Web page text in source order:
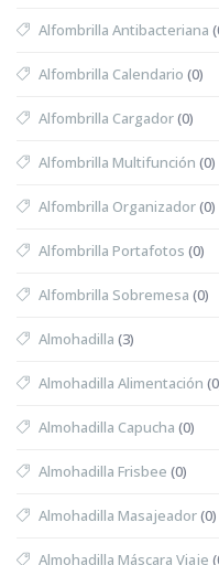
Alfombrilla Antibacteriana
Alfombrilla Calendario (0)
Alfombrilla Cargador(0)
Alfombrilla Multifunción (0)
Alfombrilla Organizador(0)
Alfombrilla Portafotos (0)
Alfombrilla Sobremesa (0)
Almohadilla (3)
Almohadilla Alimentación
Almohadilla Capucha (0)
Almohadilla Frisbee (0)
Almohadilla Masajeador(0)
Almohadilla Máscara Viaje